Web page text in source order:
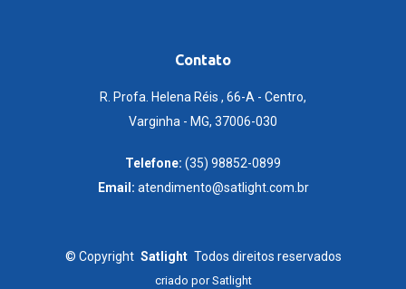
Contato
R. Profa. Helena Réis , 66-A - Centro,
Varginha - MG, 37006-030
Telefone: (35) 98852-0899
Email: atendimento@satlight.com.br
© Copyright Satlight Todos direitos reservados
criado porSatlight